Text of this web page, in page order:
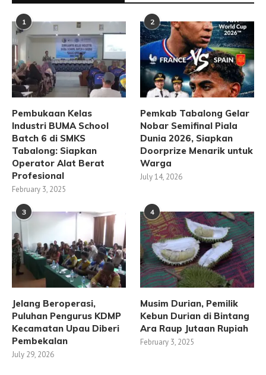
1
Pembukaan Kelas
Industri BUMA School
Batch 6 di SMKS
Tabalong: Siapkan
Operator Alat Berat
Profesional
February 3, 2025
2
Pemkab Tabalong Gelar
Nobar Semifinal Piala
Dunia 2026, Siapkan
Doorprize Menarik untuk
Warga
July 14, 2026
3
Jelang Beroperasi,
Puluhan Pengurus KDMP
Kecamatan Upau Diberi
Pembekalan
July 29, 2026
4
Musim Durian, Pemilik
Kebun Durian di Bintang
Ara Raup Jutaan Rupiah
February 3, 2025